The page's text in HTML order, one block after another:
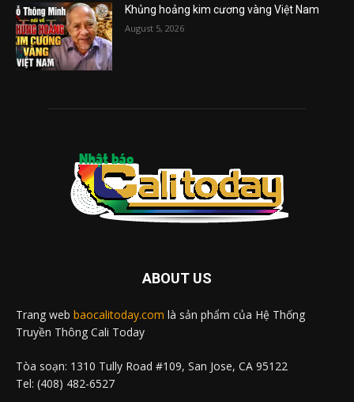
Khủng hoảng kim cương vàng Việt Nam
August 5, 2026
ABOUT US
Trang web baocalitoday.com là sản phẩm của Hệ Thống
Truyền Thông Cali Today
Tòa soạn: 1310 Tully Road #109, San Jose, CA 95122
Tel: (408) 482-6527